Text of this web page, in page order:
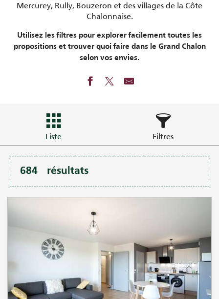
Mercurey, Rully, Bouzeron et des villages de la Côte
Chalonnaise.
Utilisez les filtres pour explorer facilement toutes les
propositions et trouver quoi faire dans le Grand Chalon
selon vos envies.
Liste Filtres
684 résultats